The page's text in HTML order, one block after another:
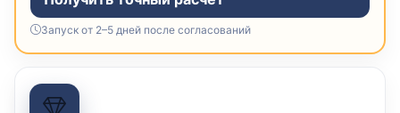
Запуск от 2–5 дней после согласований